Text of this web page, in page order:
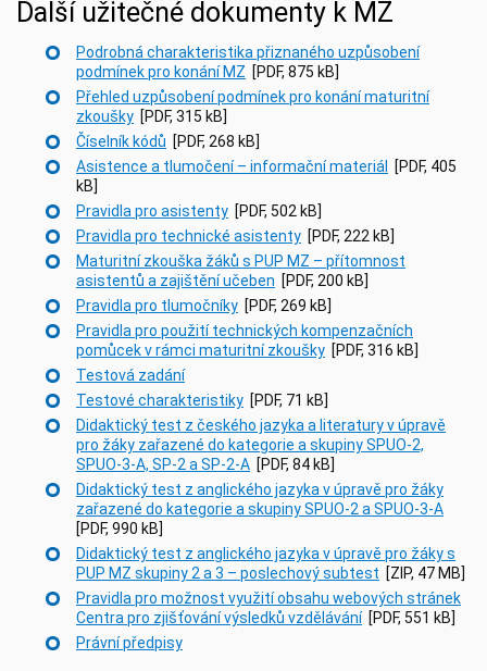
Další užitečné dokumenty k MZ
Podrobná charakteristika přiznaného uzpůsobení
podmínek pro konání MZ [PDF, 875 kB]
Přehled uzpůsobení podmínek pro konání maturitní
zkoušky [PDF, 315 kB]
Číselník kódů [PDF, 268 kB]
Asistence a tlumočení – informační materiál
[PDF, 405
kB]
Pravidla pro asistenty [PDF, 502 kB]
Pravidla pro technické asistenty [PDF, 222 kB]
Maturitní zkouška žáků s PUP MZ – přítomnost
asistentů a zajištění učeben [PDF, 200 kB]
Pravidla pro tlumočníky [PDF, 269 kB]
Pravidla pro použití technických kompenzačních
pomůcek v rámci maturitní zkoušky [PDF, 316 kB]
Testová zadání
Testové charakteristiky [PDF, 71 kB]
Didaktický test z českého jazyka a literatury v úpravě
pro žáky zařazené do kategorie a skupiny SPUO-2,
SPUO-3-A, SP-2 a SP-2-A [PDF, 84 kB]
Didaktický test z anglického jazyka v úpravě pro žáky
zařazené do kategorie a skupiny SPUO-2 a SPUO-3-A
[PDF, 990 kB]
Didaktický test z anglického jazyka v úpravě pro žáky s
PUP MZ skupiny 2 a 3 – poslechový subtest [ZIP, 47 MB]
Pravidla pro možnost využití obsahu webových stránek
Centra pro zjišťování výsledků vzdělávání[PDF, 551 kB]
Právní předpisy